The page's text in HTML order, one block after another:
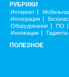
РУБРИКИ
Интернет
Интеграция
Оборудование
ПО
Инновации
Гаджеты
ПОЛЕЗНОЕ